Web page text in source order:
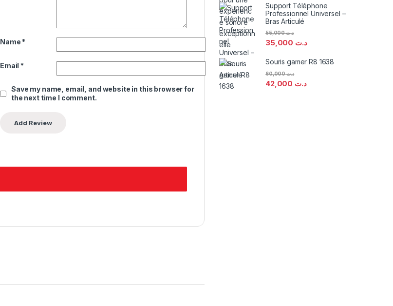
Name *
Email *
Save my name, email, and website in this browser for
the next time I comment.
Support Téléphone
Professionnel Universel –
Bras Articulé
د.ت
د.ت55,000
Souris gamer R8 1638
د.ت
د.ت60,000